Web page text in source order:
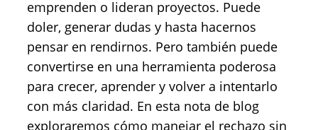
emprenden o lideran proyectos. Puede
doler, generar dudas y hasta hacernos
pensar en rendirnos. Pero también puede
convertirse en una herramienta poderosa
para crecer, aprender y volver a intentarlo
con más claridad. En esta nota de blog
exploraremos cómo manejar el rechazo sin